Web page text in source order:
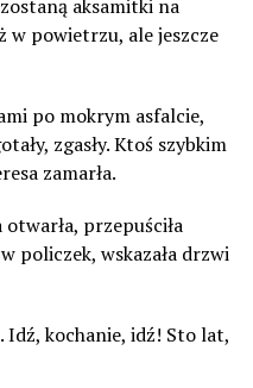
aksamitki na
w powietrzu, ale jeszcze
po mokrym asfalcie,
zgasły. Ktoś szybkim
zamarła.
przepuściła
policzek, wskazała drzwi
Idź, kochanie, idź! Sto lat,